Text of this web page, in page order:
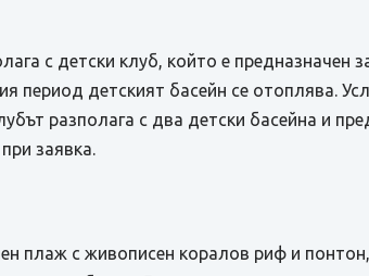
с детски клуб, който е
период детският басейн се отоплява.
разполага с два детски басейна и
заявка.
плаж с живописен коралов риф и